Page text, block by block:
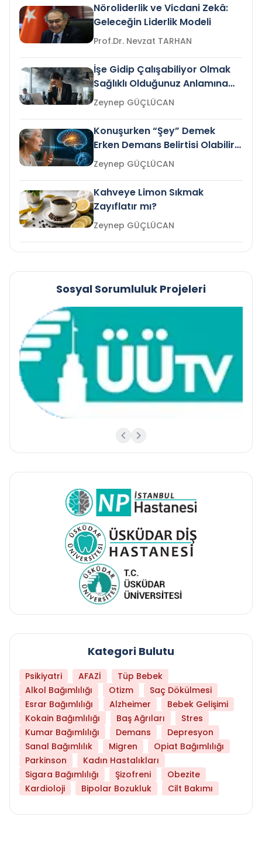
Nöroliderlik ve Vicdani Zekâ:
Geleceğin Liderlik Modeli
Prof.Dr. Nevzat TARHAN
İşe Gidip Çalışabiliyor Olmak
Sağlıklı Olduğunuz Anlamına
Gelir mi?Zeynep GÜÇLÜCAN
Konuşurken “Şey” Demek
Erken Demans Belirtisi Olabilir
mi?
Zeynep GÜÇLÜCAN
Kahveye Limon Sıkmak
Zayıflatır mı?
Zeynep GÜÇLÜCAN
Sosyal Sorumluluk Projeleri
Kategori Bulutu
Psikiyatri AFAZİ
Tüp Bebek
Alkol Bağımlılığı
Otizm
Saç Dökülmesi
Esrar Bağımlılığı
Alzheimer
Bebek Gelişimi
Kokain Bağımlılığı
Baş Ağrıları
Stres
Kumar Bağımlılığı
Demans
Depresyon
Sanal Bağımlılık
Migren
Opiat Bağımlılığı
Parkinson
Kadın Hastalıkları
Sigara Bağımlılığı
Şizofreni
Obezite
Kardioloji
Bipolar Bozukluk Cilt Bakımı